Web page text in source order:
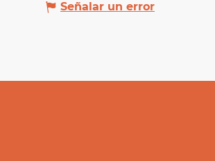
Señalar un error